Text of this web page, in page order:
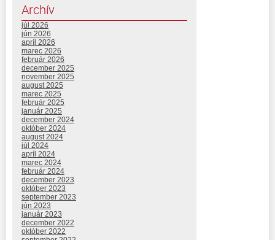
Archív
júl 2026
jún 2026
apríl 2026
marec 2026
február 2026
december 2025
november 2025
august 2025
marec 2025
február 2025
január 2025
december 2024
október 2024
august 2024
júl 2024
apríl 2024
marec 2024
február 2024
december 2023
október 2023
september 2023
jún 2023
január 2023
december 2022
október 2022